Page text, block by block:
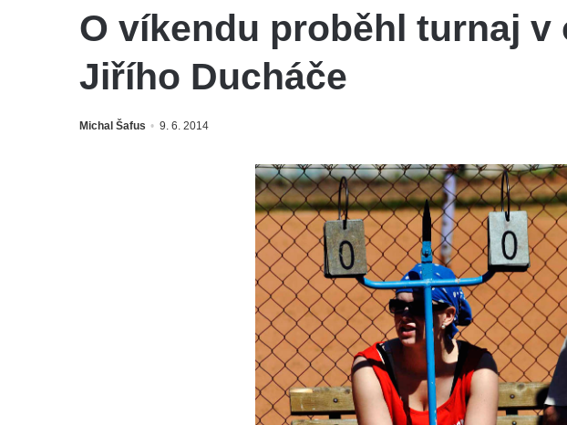
O víkendu proběhl turnaj v
Jiřího Ducháče
Michal Šafus 9. 6. 2014